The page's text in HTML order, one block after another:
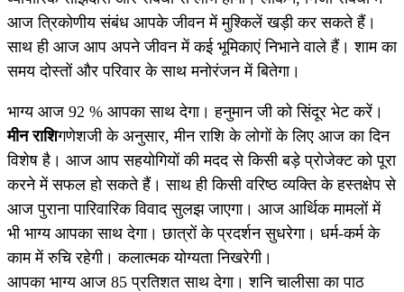
आज त्रिकोणीय संबंध आपके जीवन में मुश्किलें खड़ी कर सकते हैं।
साथ ही आज आप अपने जीवन में कई भूमिकाएं निभाने वाले हैं। शाम का
समय दोस्तों और परिवार के साथ मनोरंजन में बितेगा।
भाग्य आज 92 % आपका साथ देगा। हनुमान जी को सिंदूर भेट करें।
मीन राशिगणेशजी के अनुसार, मीन राशि के लोगों के लिए आज का दिन
विशेष है। आज आप सहयोगियों की मदद से किसी बड़े प्रोजेक्ट को पूरा
करने में सफल हो सकते हैं। साथ ही किसी वरिष्ठ व्यक्ति के हस्तक्षेप से
आज पुराना पारिवारिक विवाद सुलझ जाएगा। आज आर्थिक मामलों में
भी भाग्य आपका साथ देगा। छात्रों के प्रदर्शन सुधरेगा। धर्म-कर्म के
काम में रुचि रहेगी। कलात्मक योग्यता निखरेगी।
आपका भाग्‍य आज 85 प्रतिशत साथ देगा। शनि चालीसा का पाठ